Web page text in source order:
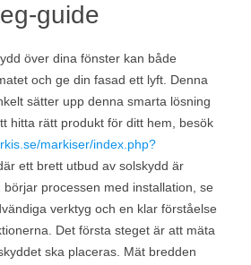
guide
över dina fönster kan både
och ge din fasad ett lyft. Denna
sätter upp denna smarta lösning
hitta rätt produkt för ditt hem, besök
markiser/index.php?
ett brett utbud av solskydd är
processen med installation, se
verktyg och en klar förståelse
Det första steget är att mäta
ska placeras. Mät bredden